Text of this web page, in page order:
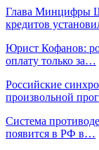
Глава Минцифры
кредитов
Юрист Кофанов:
оплату только за…
Российские
произвольной
Система
появится в РФ в…